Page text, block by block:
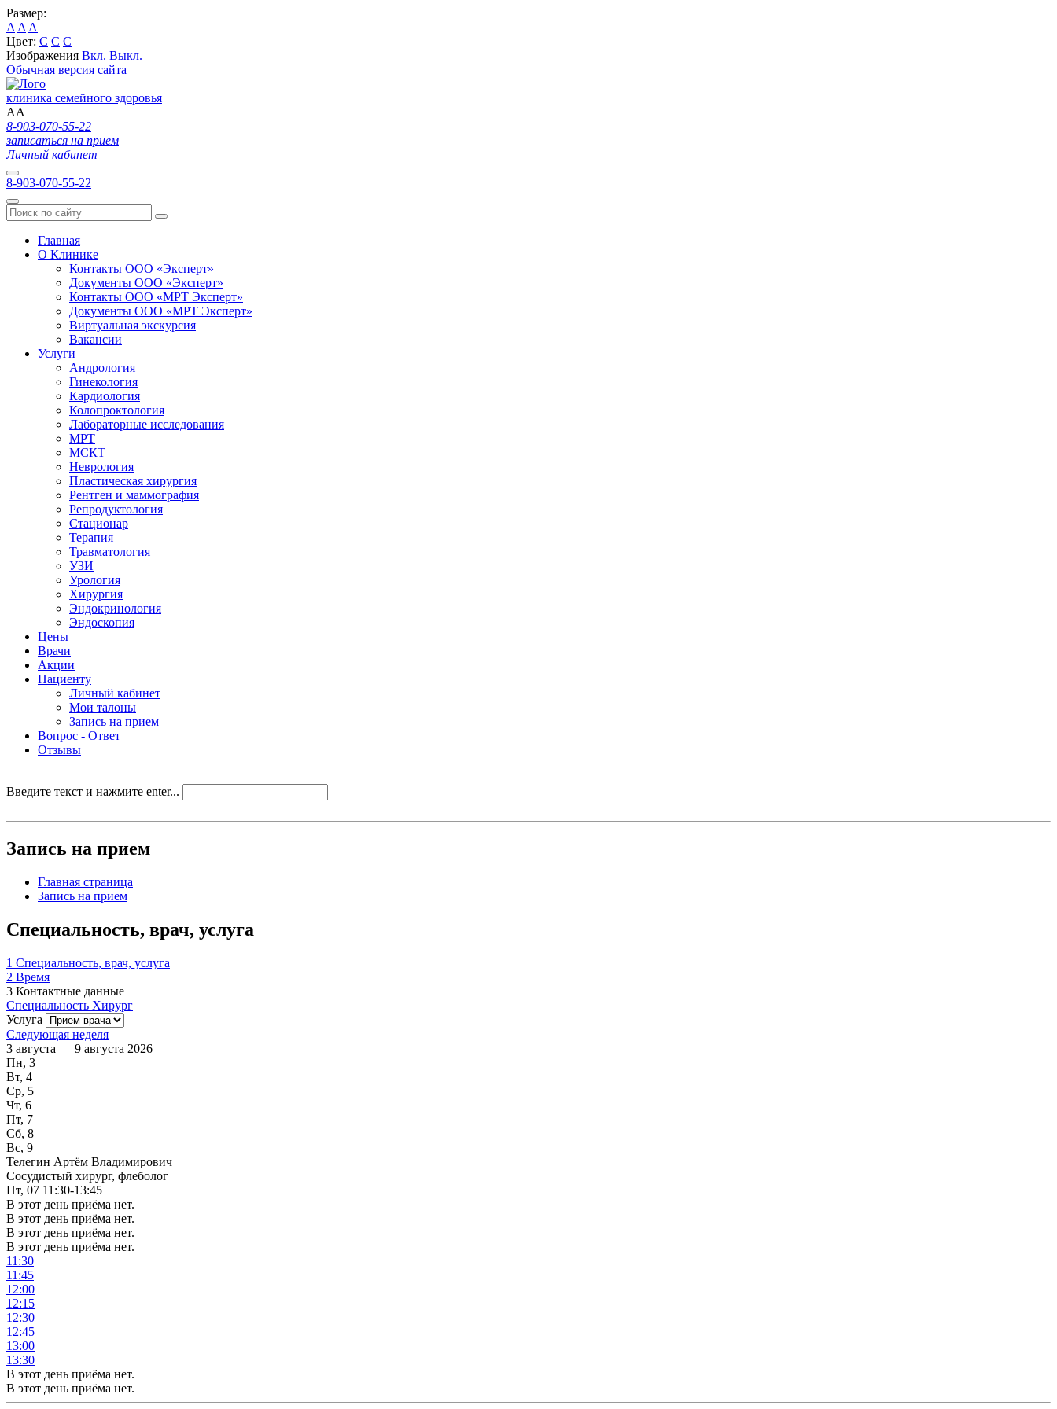
Размер:
A A A
Цвет: C C C
Изображения Вкл. Выкл.
Обычная версия сайта
клиника семейного здоровья
AA
8-903-070-55-22
записаться на прием
Личный кабинет
8-903-070-55-22
Главная
О Клинике
Контакты ООО «Эксперт»
Документы ООО «Эксперт»
Контакты ООО «МРТ Эксперт»
Документы ООО «МРТ Эксперт»
Виртуальная экскурсия
Вакансии
Услуги
Андрология
Гинекология
Кардиология
Колопроктология
Лабораторные исследования
МРТ
МСКТ
Неврология
Пластическая хирургия
Рентген и маммография
Репродуктология
Стационар
Терапия
Травматология
УЗИ
Урология
Хирургия
Эндокринология
Эндоскопия
Цены
Врачи
Акции
Пациенту
Личный кабинет
Мои талоны
Запись на прием
Вопрос - Ответ
Отзывы
Введите текст и нажмите enter...
Запись на прием
Главная страница
Запись на прием
Специальность, врач, услуга
1 Специальность, врач, услуга
2 Время
3 Контактные данные
Специальность Хирург
Услуга
Следующая неделя
3 августа — 9 августа 2026
Пн, 3
Вт, 4
Ср, 5
Чт, 6
Пт, 7
Сб, 8
Вс, 9
Телегин Артём Владимирович
Сосудистый хирург, флеболог
Пт, 07 11:30-13:45
В этот день приёма нет.
В этот день приёма нет.
В этот день приёма нет.
В этот день приёма нет.
11:30
11:45
12:00
12:15
12:30
12:45
13:00
13:30
В этот день приёма нет.
В этот день приёма нет.